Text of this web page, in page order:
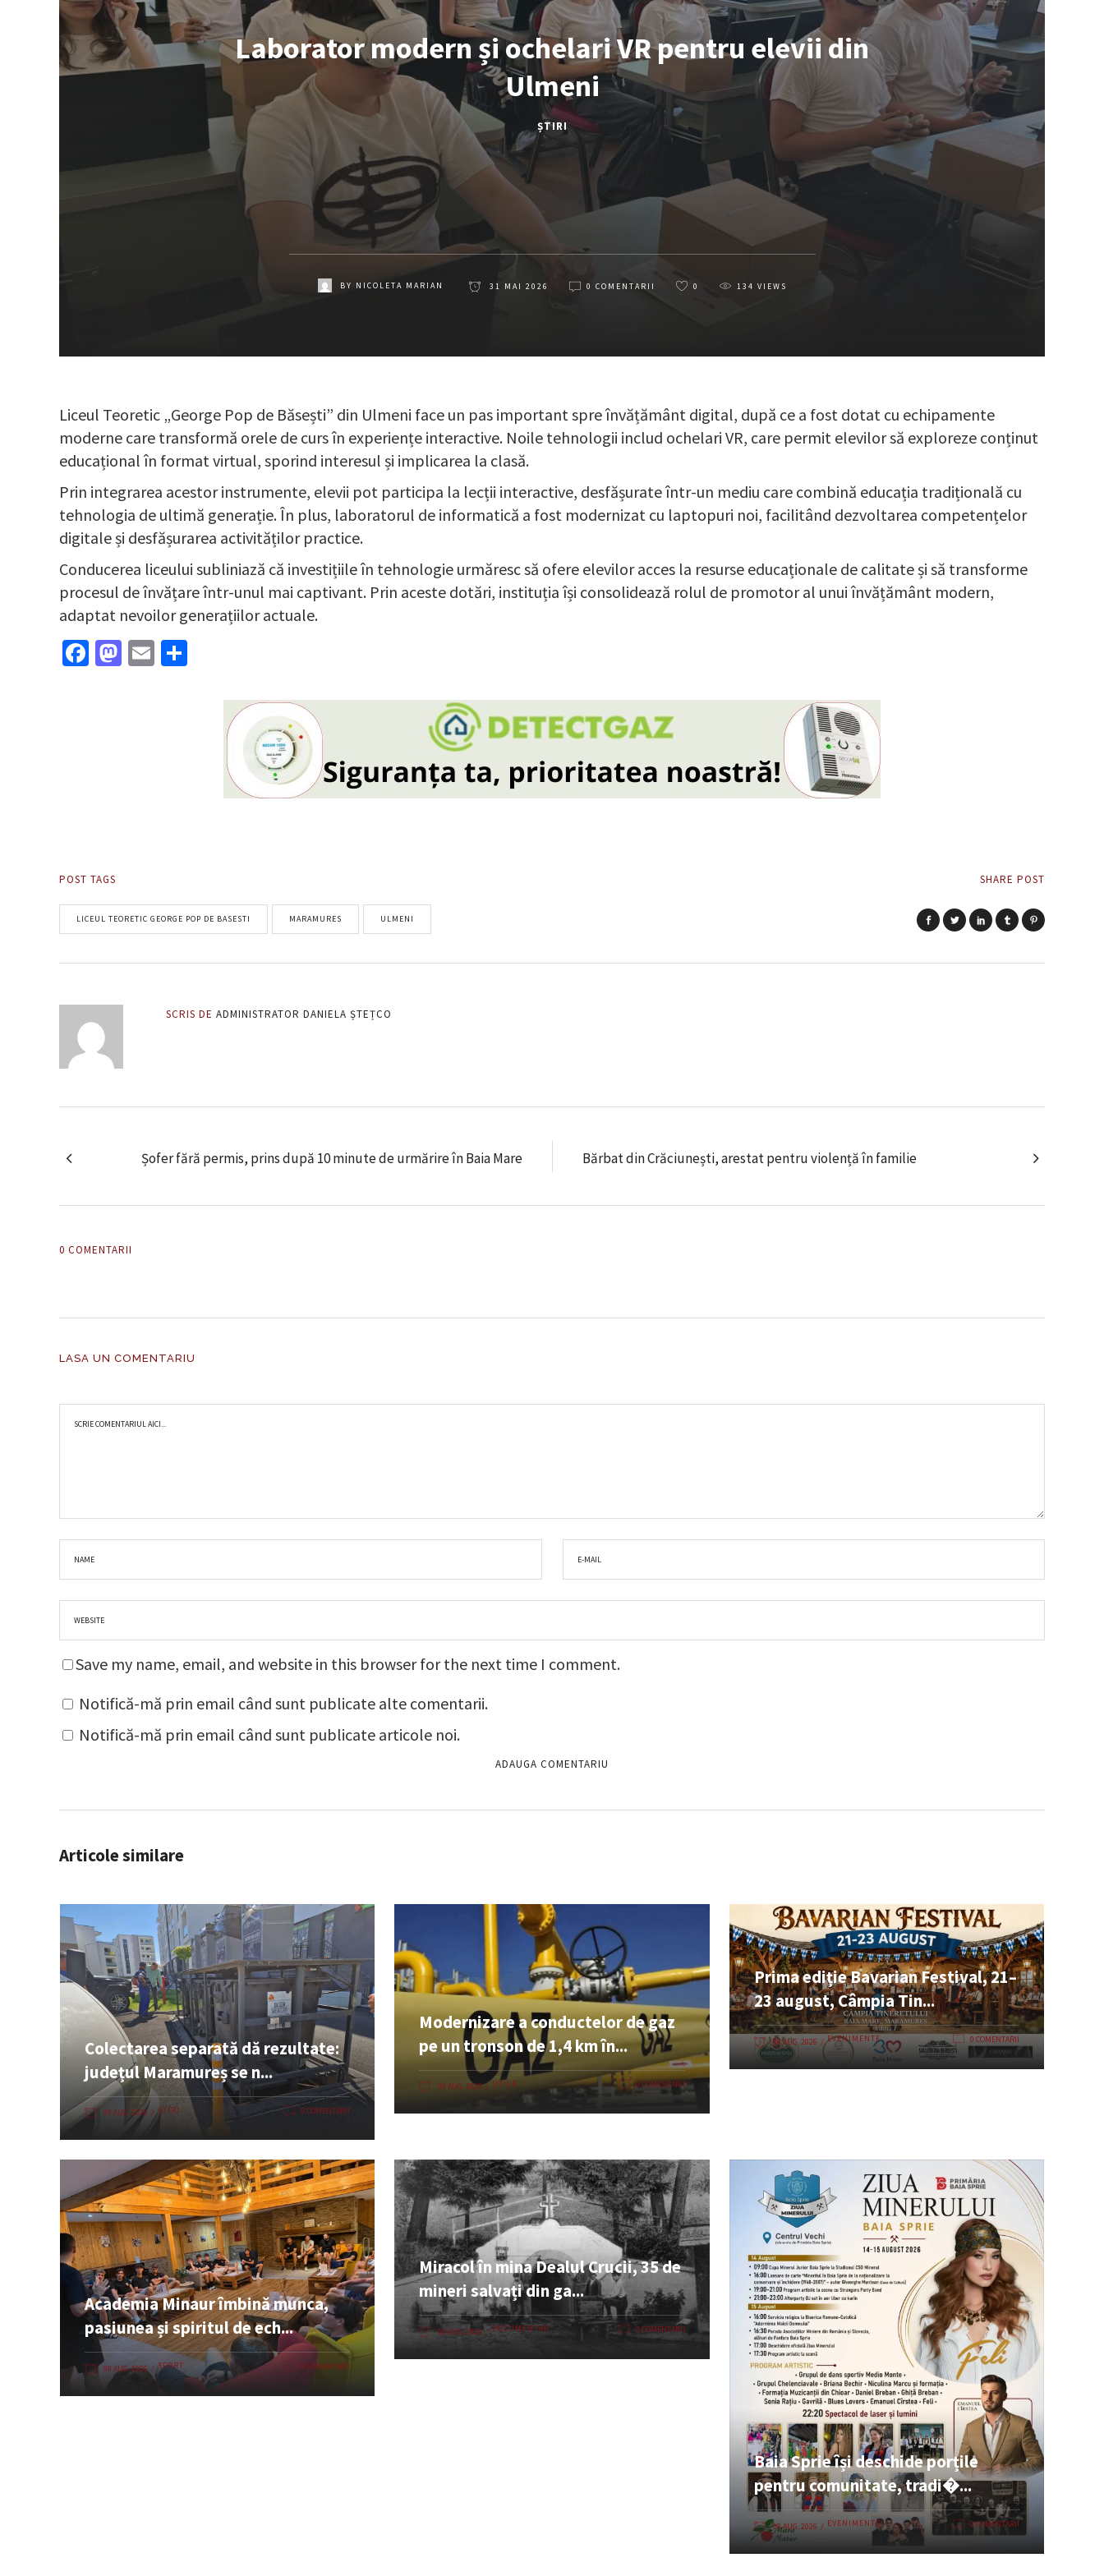
Laborator modern și ochelari VR pentru elevii din
Ulmeni
ȘTIRI
BY NICOLETA MARIAN 31 MAI 2026 0 COMENTARII 0 134 VIEWS
Liceul Teoretic „George Pop de Băsești” din Ulmeni face un pas important spre învățământ digital, după ce a fost dotat cu echipamente
moderne care transformă orele de curs în experiențe interactive. Noile tehnologii includ ochelari VR, care permit elevilor să exploreze conținut
educațional în format virtual, sporind interesul și implicarea la clasă.
Prin integrarea acestor instrumente, elevii pot participa la lecții interactive, desfășurate într-un mediu care combină educația tradițională cu
tehnologia de ultimă generație. În plus, laboratorul de informatică a fost modernizat cu laptopuri noi, facilitând dezvoltarea competențelor
digitale și desfășurarea activităților practice.
Conducerea liceului subliniază că investițiile în tehnologie urmăresc să ofere elevilor acces la resurse educaționale de calitate și să transforme
procesul de învățare într-unul mai captivant. Prin aceste dotări, instituția își consolidează rolul de promotor al unui învățământ modern,
adaptat nevoilor generațiilor actuale.
Facebook
Mastodon
Email
POST TAGS
LICEUL TEORETIC GEORGE POP DE BASESTI MARAMURES ULMENI
SHARE POST
SCRIS DE ADMINISTRATOR DANIELA ȘTEȚCO
Șofer fără permis, prins după 10 minute de urmărire în Baia Mare Bărbat din Crăciunești, arestat pentru violență în familie
0 COMENTARII
LASA UN COMENTARIU
Save my name, email, and website in this browser for the next time I comment.
Notifică-mă prin email când sunt publicate alte comentarii.
Notifică-mă prin email când sunt publicate articole noi.
Articole similare
Colectarea separată dă rezultate:
județul Maramureș se n...
09 AUG. 2026 ȘTIRI 0 COMENTARII
Modernizare a conductelor de gaz
pe un tronson de 1,4 km în...
09 AUG. 2026 UTILE 0 COMENTARII
Prima ediție Bavarian Festival, 21–
23 august, Câmpia Tin...
08 AUG. 2026 EVENIMENTE 0 COMENTARII
Academia Minaur îmbină munca,
pasiunea și spiritul de ech...
08 AUG. 2026 SPORT 0 COMENTARII
Miracol în mina Dealul Crucii, 35 de
mineri salvați din ga...
08 AUG. 2026 DOCUMENTAR 0 COMENTARII
Baia Sprie își deschide porțile
pentru comunitate, tradi�...
08 AUG. 2026 EVENIMENTE 0 COMENTARII